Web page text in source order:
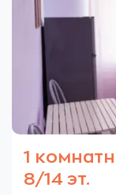
1
8/14 эт.